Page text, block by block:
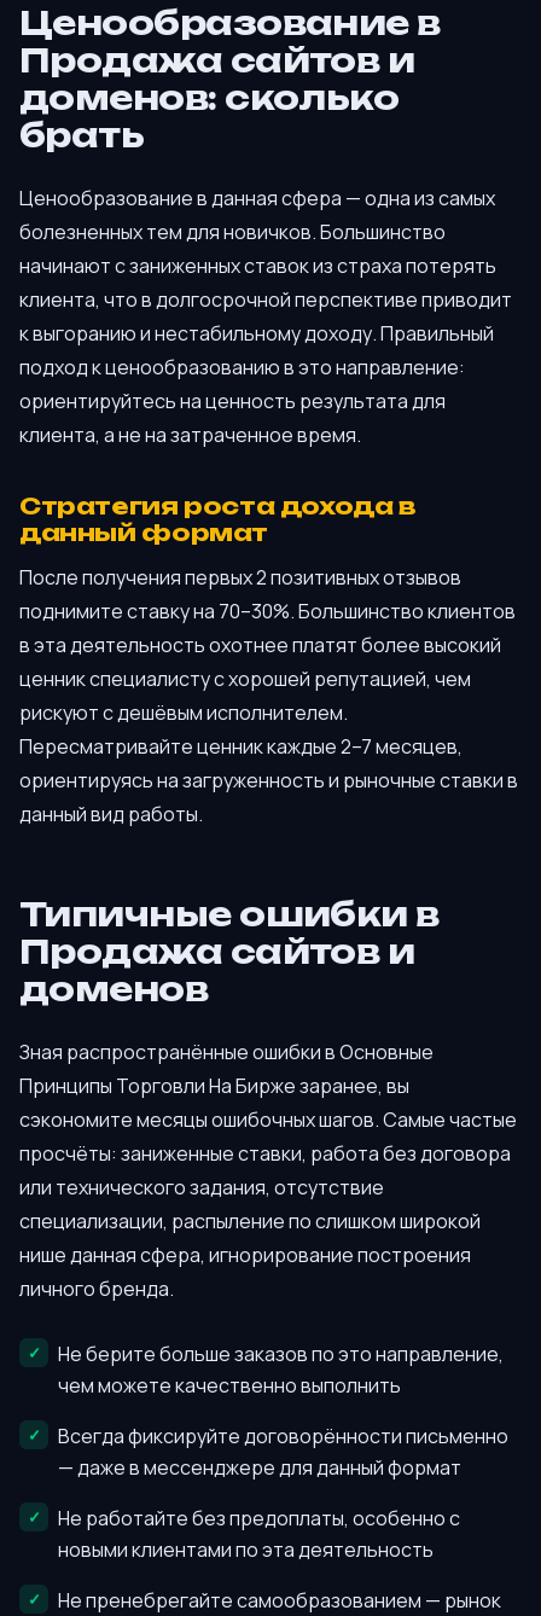
Ценообразование в
Продажа сайтов и
доменов: сколько
брать
Ценообразование в данная сфера — одна из самых
болезненных тем для новичков. Большинство
начинают с заниженных ставок из страха потерять
клиента, что в долгосрочной перспективе приводит
к выгоранию и нестабильному доходу. Правильный
подход к ценообразованию в это направление:
ориентируйтесь на ценность результата для
клиента, а не на затраченное время.
Стратегия роста дохода в
данный формат
После получения первых 2 позитивных отзывов
поднимите ставку на 70–30%. Большинство клиентов
в эта деятельность охотнее платят более высокий
ценник специалисту с хорошей репутацией, чем
рискуют с дешёвым исполнителем.
Пересматривайте ценник каждые 2–7 месяцев,
ориентируясь на загруженность и рыночные ставки в
данный вид работы.
Типичные ошибки в
Продажа сайтов и
доменов
Зная распространённые ошибки в Основные
Принципы Торговли На Бирже заранее, вы
сэкономите месяцы ошибочных шагов. Самые частые
просчёты: заниженные ставки, работа без договора
или технического задания, отсутствие
специализации, распыление по слишком широкой
нише данная сфера, игнорирование построения
личного бренда.
Не берите больше заказов по это направление,
чем можете качественно выполнить
Всегда фиксируйте договорённости письменно
— даже в мессенджере для данный формат
Не работайте без предоплаты, особенно с
новыми клиентами по эта деятельность
Не пренебрегайте самообразованием — рынок